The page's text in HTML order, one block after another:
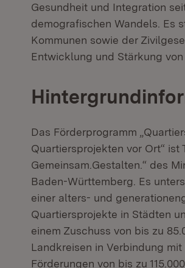
Gesundheit und Integration
demografischen Wandels. Es
Kommunen sowie der
Entwicklung und Stärkung
Das Förderprogramm
Quartiersprojekten vor Ort“ ist
Gemeinsam.Gestalten.“ des
Baden-Württemberg. Es
einer alters- und
Quartiersprojekte in Städten
einem Zuschuss von bis zu
Landkreisen in Verbindung
Förderungen von bis zu